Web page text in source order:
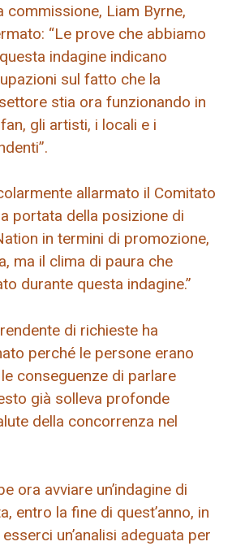
commissione, Liam Byrne,
“Le prove che abbiamo
indagine indicano
sul fatto che la
stia ora funzionando in
gli artisti, i locali e i
allarmato il Comitato
portata della posizione di
in termini di promozione,
ma il clima di paura che
durante questa indagine.”
di richieste ha
perché le persone erano
conseguenze di parlare
già solleva profonde
della concorrenza nel
ora avviare un’indagine di
entro la fine di quest’anno, in
un’analisi adeguata per